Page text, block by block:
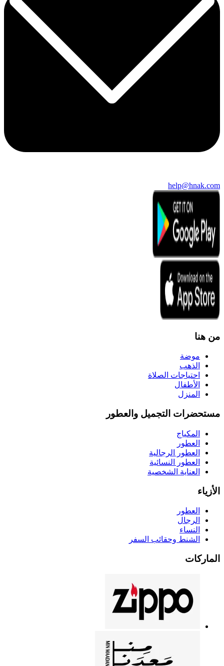
help@hnak.com
من هنا
موضة
الذهب
احتياجات الصلاة
الأطفال
المنزل
مستحضرات التجميل والعطور
المكياج
العطور
العطور الرجالية
العطور النسائية
العناية الشخصية
الأزياء
العطور
الرجال
النساء
الشنط وحقائب السفر
الماركات